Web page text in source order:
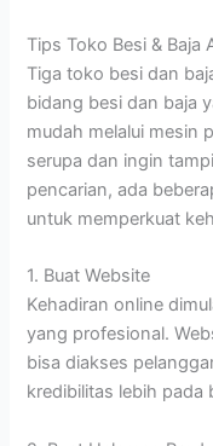
Tips Toko Besi & Baja
Tiga toko besi dan
bidang besi dan baja
mudah melalui mesin
serupa dan ingin
pencarian, ada
untuk memperkuat
1. Buat Website
Kehadiran online
yang profesional.
bisa diakses
kredibilitas lebih pada